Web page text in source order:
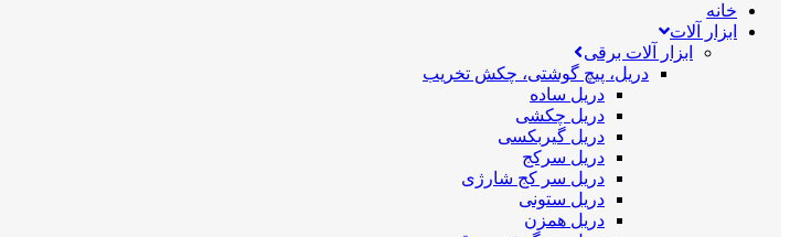
خانه
ابزار آلات
ابزار آلات برقی
دریل، پیچ گوشتی، چکش تخریب
دریل ساده
دریل چکشی
دریل گیربکسی
دریل سرکج
دریل سر کج شارژی
دریل ستونی
دریل همزن